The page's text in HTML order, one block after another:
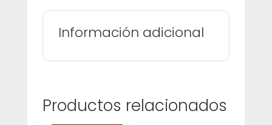
Información adicional
Productos relacionados